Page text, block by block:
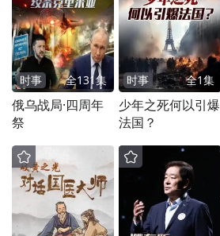
时事 全131集
俄乌战局·四周年
祭
时事 全1集
少年之死何以引爆
法国？